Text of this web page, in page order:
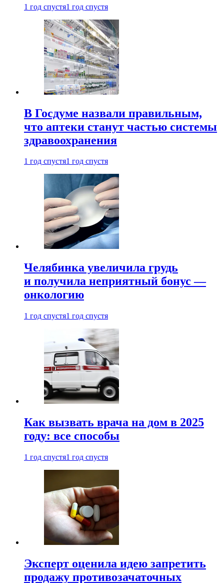
1 год спустя1 год спустя
В Госдуме назвали правильным,
что аптеки станут частью системы
здравоохранения
1 год спустя1 год спустя
Челябинка увеличила грудь
и получила неприятный бонус —
онкологию
1 год спустя1 год спустя
Как вызвать врача на дом в 2025
году: все способы
1 год спустя1 год спустя
Эксперт оценила идею запретить
продажу противозачаточных